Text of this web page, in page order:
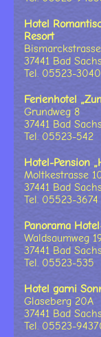
Hotel
Resort
37441 Bad
Tel. 05523-3040
Ferienhotel
Grundweg 8
37441 Bad
Tel. 05523-542
Hotel-Pension
Moltkestrasse
37441 Bad
Tel. 05523-3674
Panorama
Waldsaumweg
37441 Bad
Tel. 05523-535
Hotel garni
Glaseberg 20A
37441 Bad
Tel. 05523-